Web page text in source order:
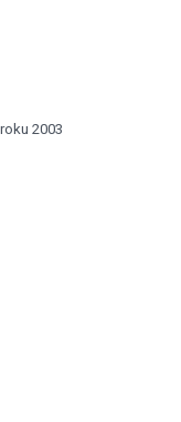
2003